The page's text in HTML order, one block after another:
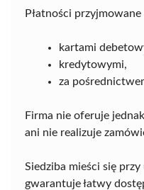
Płatności przyjmowane
kartami
kredytowymi,
za
Firma nie oferuje
ani nie realizuje
Siedziba mieści się
gwarantuje łatwy